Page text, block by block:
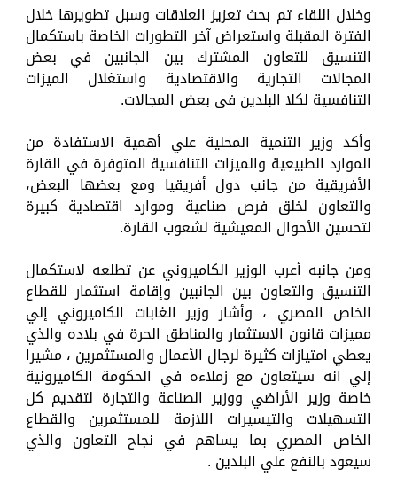
وخلال اللقاء تم بحث تعزيز العلاقات وسبل تطويرها خلال
الفترة المقبلة واستعراض آخر التطورات الخاصة باستكمال
التنسيق للتعاون المشترك بين الجانبين في بعض
المجالات التجارية والاقتصادية واستغلال الميزات
التنافسية لكلا البلدين فى بعض المجالات.
وأكد وزير التنمية المحلية علي أهمية الاستفادة من
الموارد الطبيعية والميزات التنافسية المتوفرة في القارة
الأفريقية من جانب دول أفريقيا ومع بعضها البعض،
والتعاون لخلق فرص صناعية وموارد اقتصادية كبيرة
لتحسين الأحوال المعيشية لشعوب القارة.
ومن جانبه أعرب الوزير الكاميروني عن تطلعه لاستكمال
التنسيق والتعاون بين الجانبين وإقامة استثمار للقطاع
الخاص المصري ، وأشار وزير الغابات الكاميروني إلي
مميزات قانون الاستثمار والمناطق الحرة في بلاده والذي
يعطي امتيازات كثيرة لرجال الأعمال والمستثمرين ، مشيرا
إلي انه سيتعاون مع زملاءه في الحكومة الكاميرونية
خاصة وزير الأراضي ووزير الصناعة والتجارة لتقديم كل
التسهيلات والتيسيرات اللازمة للمستثمرين والقطاع
الخاص المصري بما يساهم في نجاح التعاون والذي
سيعود بالنفع علي البلدين .